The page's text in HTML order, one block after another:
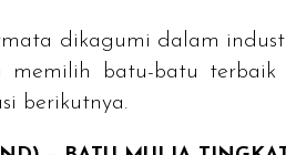
dikagumi dalam
memilih batu-batu
berikutnya.